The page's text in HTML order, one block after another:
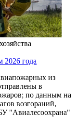
2026 года
из
в
по данным на
возгораний,
"Авиалесоохрана"